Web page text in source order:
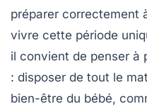
préparer correctement
vivre cette période
il convient de penser à
: disposer de tout le
bien-être du bébé,